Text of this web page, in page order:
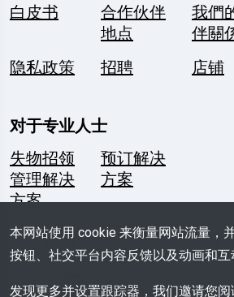
白皮书
合作伙伴
地点
我們
伴關
隐私政策 招聘 店铺
对于专业人士
失物招领
管理解决
方案
预订解决
方案
关注我们
一个问
题？
媒体
袋
本网站使用 cookie 来衡量网站流量，
按钮、社交平台内容反馈以及动画和互
发现更多并设置跟踪器，我们邀请您阅